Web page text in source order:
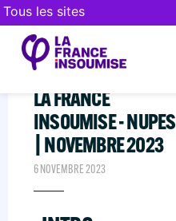
Tous les sites
NICHE
PARLEMENTAIRE DE
LA FRANCE
INSOUMISE - NUPES
| NOVEMBRE 2023
6 NOVEMBRE 2023